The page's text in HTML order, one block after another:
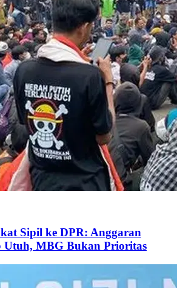
Sipil ke DPR: Anggaran
Utuh, MBG Bukan Prioritas